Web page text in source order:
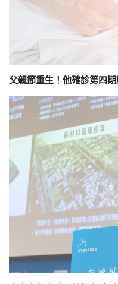
父親節重生！他確診第四